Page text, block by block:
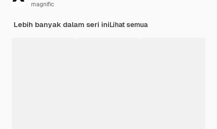
magnific
Lebih banyak dalam seri iniLihat semua